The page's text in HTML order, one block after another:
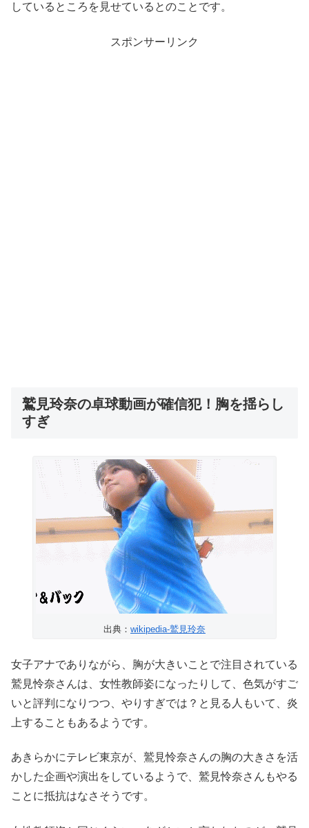
しているところを見せているとのことです。
スポンサーリンク
鷲見玲奈の卓球動画が確信犯！胸を揺らし
すぎ
出典： wikipedia-鷲見玲奈
女子アナでありながら、胸が大きいことで注目されている
鷲見怜奈さんは、女性教師姿になったりして、色気がすご
いと評判になりつつ、やりすぎでは？と見る人もいて、炎
上することもあるようです。
あきらかにテレビ東京が、鷲見怜奈さんの胸の大きさを活
かした企画や演出をしているようで、鷲見怜奈さんもやる
ことに抵抗はなさそうです。